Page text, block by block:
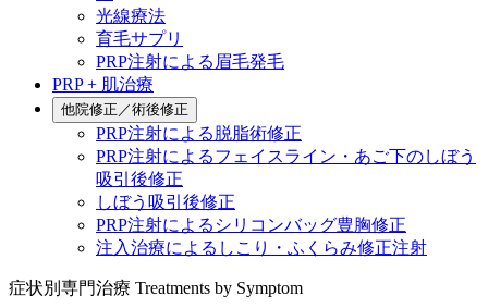
光線療法
育毛サプリ
PRP注射による眉毛発毛
PRP + 肌治療
他院修正／術後修正
PRP注射による脱脂術修正
PRP注射によるフェイスライン・あご下のしぼう
吸引後修正
しぼう吸引後修正
PRP注射によるシリコンバッグ豊胸修正
注入治療によるしこり・ふくらみ修正注射
症状別専門治療 Treatments by Symptom